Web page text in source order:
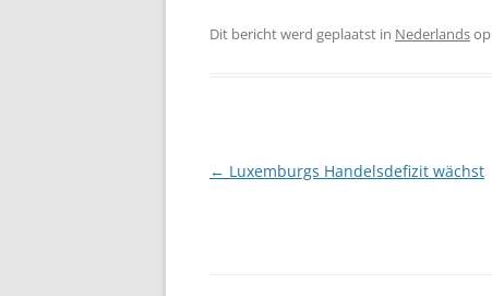
Dit bericht werd geplaatst in Nederlandsop
Berichtnavigatie
← Luxemburgs Handelsdefizit wächst